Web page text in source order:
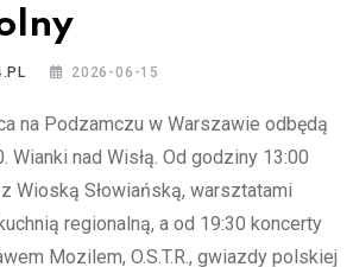
2026-06-15
na Podzamczu w Warszawie odbędą
Wianki nad Wisłą. Od godziny 13:00
Wioską Słowiańską, warsztatami
regionalną, a od 19:30 koncerty
Mozilem, O.S.T.R., gwiazdy polskiej